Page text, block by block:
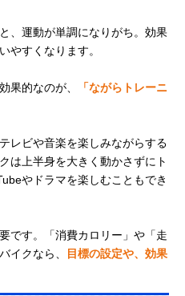
、運動が単調になりがち。効果
やすくなります。
果的なのが、
「ながらトレーニ
レビや音楽を楽しみながらする
は上半身を大きく動かさずにト
やドラマを楽しむこともでき
です。「消費カロリー」や「走
イクなら、
目標の設定や、効果